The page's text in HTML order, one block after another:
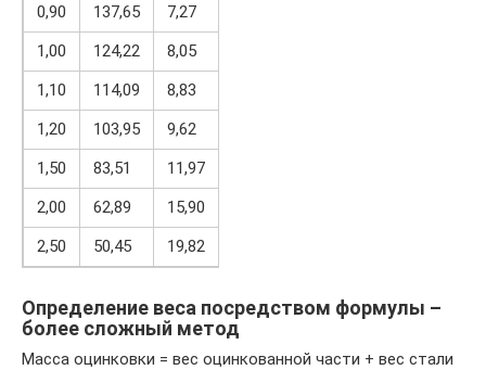
0,90
137,65
7,27
1,00
124,22
8,05
1,10
114,09
8,83
1,20
103,95
9,62
1,50
83,51
11,97
2,00
62,89
15,90
2,50
50,45 19,82
Определение веса посредством формулы –
более сложный метод
Масса оцинковки = вес оцинкованной части + вес стали